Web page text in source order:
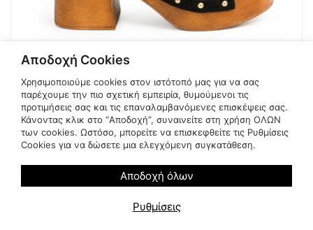
26-135 01 Black
€99.00 Original
price
was:
€99.00.
€79.00Η
τρέχουσα
τιμή
είναι:
Χαμηλ. τιμή 30 ημ.:€99.00
37 38 40 41
Αποδοχή Cookies
Χρησιμοποιούμε cookies στον ιστότοπό μας για να σας
παρέχουμε την πιο σχετική εμπειρία, θυμούμενοι τις
προτιμήσεις σας και τις επαναλαμβανόμενες επισκέψεις σας.
Κάνοντας κλικ στο “Αποδοχή”, συναινείτε στη χρήση ΟΛΩΝ
των cookies. Ωστόσο, μπορείτε να επισκεφθείτε τις Ρυθμίσεις
Cookies για να δώσετε μια ελεγχόμενη συγκατάθεση.
Ρυθμίσεις
Αποδοχή όλων